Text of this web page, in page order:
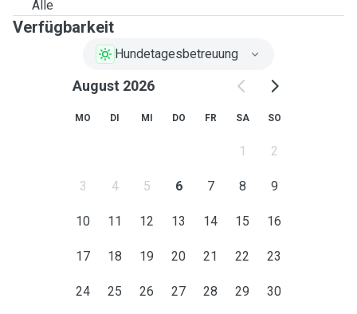
Alle
Verfügbarkeit
Hundetagesbetreuung
August 2026
MO DI MI DO FR SA SO
1 2
3 4 5 6 7 8 9
10 11 12 13 14 15 16
17 18 19 20 21 22 23
24 25 26 27 28 29 30